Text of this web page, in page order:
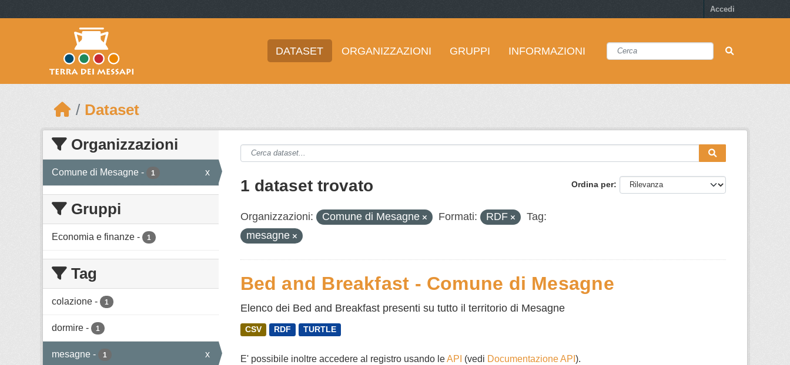
Accedi
DATASET ORGANIZZAZIONI GRUPPI INFORMAZIONI
Dataset
Organizzazioni
Comune di Mesagne - 1 x
Gruppi
Economia e finanze - 1
Tag
colazione - 1
dormire - 1
mesagne - 1 x
Ordina per
1 dataset trovato
Organizzazioni: Comune di Mesagne Formati: RDF
Tag:
mesagne
Bed and Breakfast - Comune di Mesagne
Elenco dei Bed and Breakfast presenti su tutto il territorio di Mesagne
CSV RDF TURTLE
E' possibile inoltre accedere al registro usando leAPI (vedi Documentazione API ).